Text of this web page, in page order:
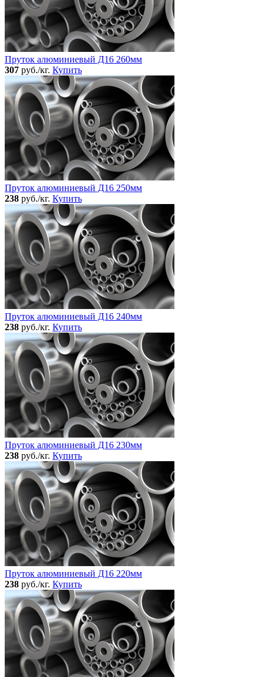
Пруток алюминиевый Д16 260мм
307 руб./кг. Купить
Пруток алюминиевый Д16 250мм
238 руб./кг. Купить
Пруток алюминиевый Д16 240мм
238 руб./кг. Купить
Пруток алюминиевый Д16 230мм
238 руб./кг. Купить
Пруток алюминиевый Д16 220мм
238 руб./кг. Купить